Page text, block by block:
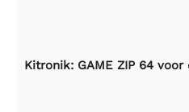
Kitronik: GAME ZIP 64